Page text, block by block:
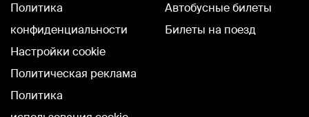
Политика
конфиденциальности
Настройки cookie
Политическая реклама
Политика
Автобусные билеты
Билеты на поезд